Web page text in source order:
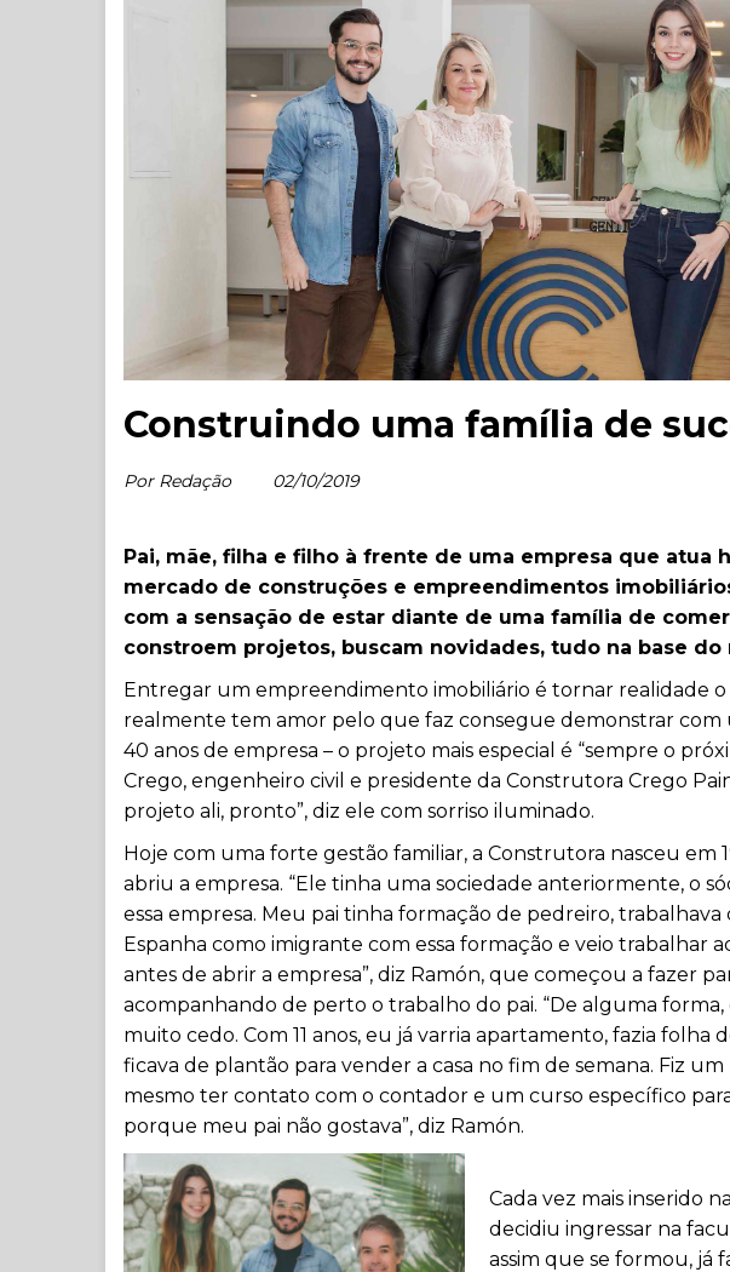
Construindo uma família de
Por Redação 02/10/2019
Pai, mãe, filha e filho à frente de uma empresa que atua
mercado de construções e empreendimentos
com a sensação de estar diante de uma família de
constroem projetos, buscam novidades, tudo na base do
Entregar um empreendimento imobiliário é tornar realidade
realmente tem amor pelo que faz consegue demonstrar com
40 anos de empresa – o projeto mais especial é “sempre o
Crego, engenheiro civil e presidente da Construtora Crego
projeto ali, pronto”, diz ele com sorriso iluminado.
Hoje com uma forte gestão familiar, a Construtora nasceu em
abriu a empresa. “Ele tinha uma sociedade anteriormente, o
essa empresa. Meu pai tinha formação de pedreiro, trabalhava
Espanha como imigrante com essa formação e veio trabalhar
antes de abrir a empresa”, diz Ramón, que começou a fazer
acompanhando de perto o trabalho do pai. “De alguma
muito cedo. Com 11 anos, eu já varria apartamento, fazia folha
ficava de plantão para vender a casa no fim de semana. Fiz
mesmo ter contato com o contador e um curso específico
porque meu pai não gostava”, diz Ramón.
Cada vez mais inserido
decidiu ingressar na
assim que se formou, já